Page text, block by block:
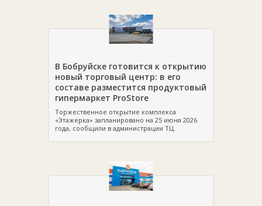
В Бобруйске готовится к открытию
новый торговый центр: в его
составе разместится продуктовый
гипермаркет ProStore
Торжественное открытие комплекса
«Этажерка» запланировано на 25 июня 2026
года, сообщили в администрации ТЦ.